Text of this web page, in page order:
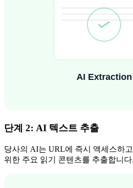
단계 2: AI 텍스트 추출
당사의 AI는 URL에 즉시 액세스하
위한 주요 읽기 콘텐츠를 추출합니다.